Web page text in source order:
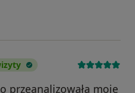
przeanalizowała moje